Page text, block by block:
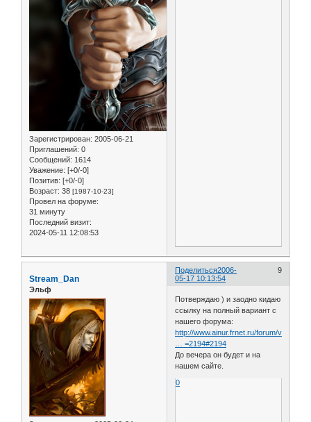
Зарегистрирован: 2005-06-21
Приглашений: 0
Сообщений: 1614
Уважение: [+0/-0]
Позитив: [+0/-0]
Возраст: 38 [1987-10-23]
Провел на форуме:
31 минуту
Последний визит:
2024-05-11 12:08:53
Поделиться 9
2006-
05-17 10:13:54
Stream_Dan
Эльф
Потверждаю ) и заодно кидаю
ссылку на полный вариант с
нашего форума:
http://www.ainur.frnet.ru/forum/viewtop
… =2194#2194
До вечера он будет и на
нашем сайте.
0